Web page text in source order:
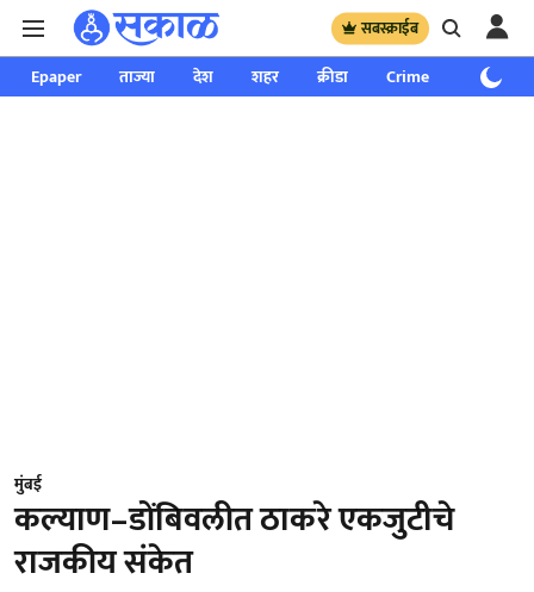
सबस्क्राईब
Epaper ताज्या देश शहर क्रीडा Crime साप्ताहिक
मुंबई
कल्याण–डोंबिवलीत ठाकरे एकजुटीचे
राजकीय संकेत